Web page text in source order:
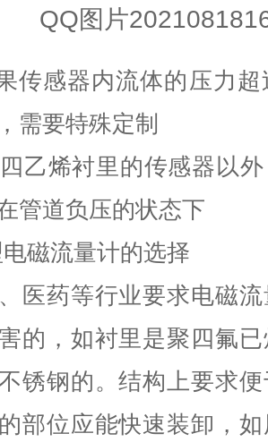
传感器内流体的压力
需要特殊定制
乙烯衬里的传感器以
管道负压的状态下
磁流量计的选择
药等行业要求电磁流
的，如衬里是聚四氟
锈钢的。结构上要求
部位应能快速装卸，